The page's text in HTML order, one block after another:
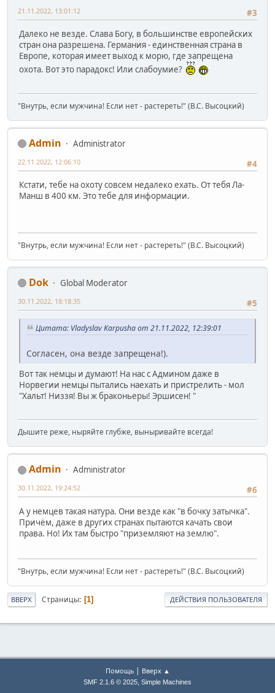
#3
21.11.2022, 13:01:12
Далеко не везде. Слава Богу, в большинстве европейских
стран она разрешена. Германия - единственная страна в
Европе, которая имеет выход к морю, где запрещена
охота. Вот это парадокс! Или слабоумие?
"Внутрь, если мужчина! Если нет - растереть!" (В.С. Высоцкий)
Admin
Administrator
#4
22.11.2022, 12:06:10
Кстати, тебе на охоту совсем недалеко ехать. От тебя Ла-
Манш в 400 км. Это тебе для информации.
"Внутрь, если мужчина! Если нет - растереть!" (В.С. Высоцкий)
Dok
Global Moderator
#5
30.11.2022, 18:18:35
Цитата: Vladyslav Karpusha от 21.11.2022, 12:39:01
Согласен, она везде запрещена!).
Вот так немцы и думают! На нас с Админом даже в
Норвегии немцы пытались наехать и пристрелить - мол
"Хальт! Низзя! Вы ж браконьеры! Эршисен! "
Дышите реже, ныряйте глубже, выныривайте всегда!
Admin
Administrator
#6
30.11.2022, 19:24:52
А у немцев такая натура. Они везде как "в бочку затычка".
Причём, даже в других странах пытаются качать свои
права. Но! Их там быстро "приземляют на землю".
"Внутрь, если мужчина! Если нет - растереть!" (В.С. Высоцкий)
ВВЕРХ Страницы 1 ДЕЙСТВИЯ ПОЛЬЗОВАТЕЛЯ
Помощь| Вверх ▲
SMF 2.1.6 © 2025, Simple Machines